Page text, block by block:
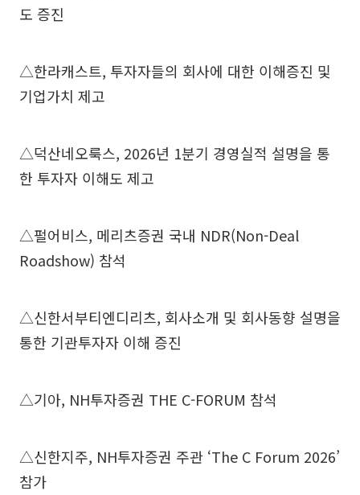
도 증진
△한라캐스트, 투자자들의 회사에 대한 이해증진 및
기업가치 제고
△덕산네오룩스, 2026년 1분기 경영실적 설명을 통
한 투자자 이해도 제고
△펄어비스, 메리츠증권 국내 NDR(Non-Deal
Roadshow) 참석
△신한서부티엔디리츠, 회사소개 및 회사동향 설명을
통한 기관투자자 이해 증진
△기아, NH투자증권 THE C-FORUM 참석
△신한지주, NH투자증권 주관 ‘The C Forum 2026’
참가